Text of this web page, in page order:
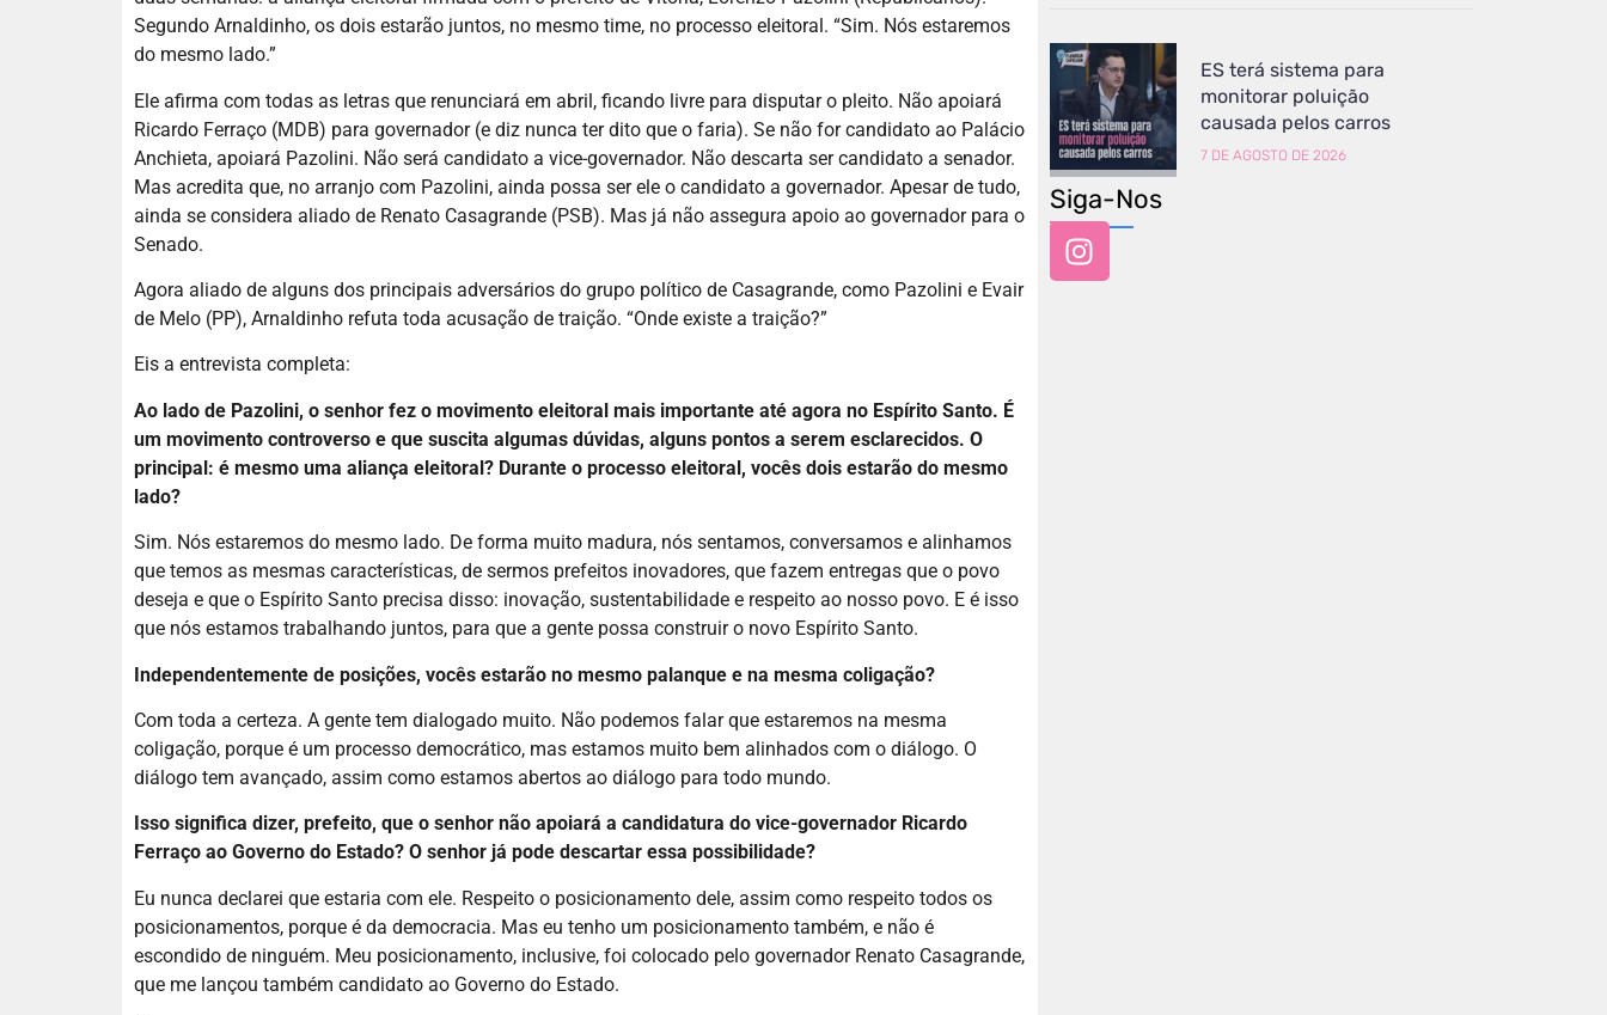
Segundo Arnaldinho, os dois estarão juntos, no mesmo time, no processo eleitoral. “Sim. Nós estaremos
do mesmo lado.”
Ele afirma com todas as letras que renunciará em abril, ficando livre para disputar o pleito. Não apoiará
Ricardo Ferraço (MDB) para governador (e diz nunca ter dito que o faria). Se não for candidato ao Palácio
Anchieta, apoiará Pazolini. Não será candidato a vice-governador. Não descarta ser candidato a senador.
Mas acredita que, no arranjo com Pazolini, ainda possa ser ele o candidato a governador. Apesar de tudo,
ainda se considera aliado de Renato Casagrande (PSB). Mas já não assegura apoio ao governador para o
Senado.
Agora aliado de alguns dos principais adversários do grupo político de Casagrande, como Pazolini e Evair
de Melo (PP), Arnaldinho refuta toda acusação de traição. “Onde existe a traição?”
Eis a entrevista completa:
Ao lado de Pazolini, o senhor fez o movimento eleitoral mais importante até agora no Espírito Santo. É
um movimento controverso e que suscita algumas dúvidas, alguns pontos a serem esclarecidos. O
principal: é mesmo uma aliança eleitoral? Durante o processo eleitoral, vocês dois estarão do mesmo
lado?
Sim. Nós estaremos do mesmo lado. De forma muito madura, nós sentamos, conversamos e alinhamos
que temos as mesmas características, de sermos prefeitos inovadores, que fazem entregas que o povo
deseja e que o Espírito Santo precisa disso: inovação, sustentabilidade e respeito ao nosso povo. E é isso
que nós estamos trabalhando juntos, para que a gente possa construir o novo Espírito Santo.
Independentemente de posições, vocês estarão no mesmo palanque e na mesma coligação?
Com toda a certeza. A gente tem dialogado muito. Não podemos falar que estaremos na mesma
coligação, porque é um processo democrático, mas estamos muito bem alinhados com o diálogo. O
diálogo tem avançado, assim como estamos abertos ao diálogo para todo mundo.
Isso significa dizer, prefeito, que o senhor não apoiará a candidatura do vice-governador Ricardo
Ferraço ao Governo do Estado? O senhor já pode descartar essa possibilidade?
Eu nunca declarei que estaria com ele. Respeito o posicionamento dele, assim como respeito todos os
posicionamentos, porque é da democracia. Mas eu tenho um posicionamento também, e não é
escondido de ninguém. Meu posicionamento, inclusive, foi colocado pelo governador Renato Casagrande,
que me lançou também candidato ao Governo do Estado.
ES terá sistema para
monitorar poluição
causada pelos carros
7 DE AGOSTO DE 2026
Siga-Nos